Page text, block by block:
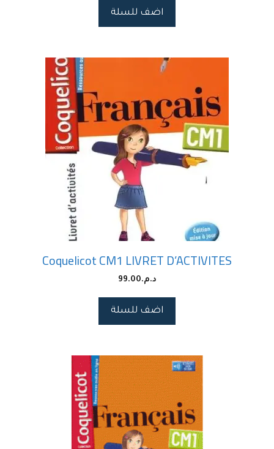
اضف للسلة
Coquelicot CM1 LIVRET D’ACTIVITES
د.م.99.00
اضف للسلة